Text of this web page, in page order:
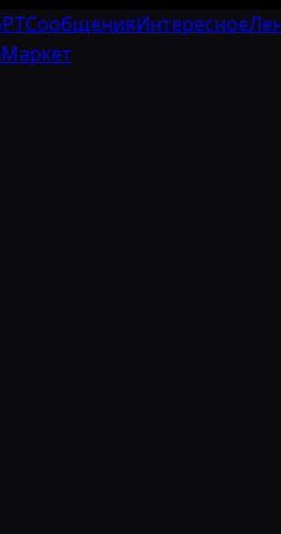
СообщенияИнтересное
Маркет